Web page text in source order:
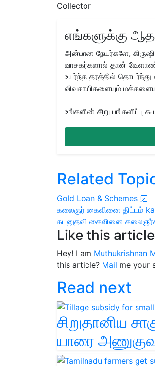
Collector
எங்களுக்கு
அன்பான நேயர்களே,
வாசகர்களால் தான் வேளாண்
உயர்ந்த தரத்தில் தொடர்ந்து
விவசாயிகளையும்
உங்களின் சிறு பங்களிப்பு
Related
Gold Loan & Schemes
கலைஞர் கைவினை திட்டம்
கடனுதவி கைவினை
Like this
Hey! I am Muthukrishnan
this article? Mail me your
Read next
சிறுதானிய
யாரை